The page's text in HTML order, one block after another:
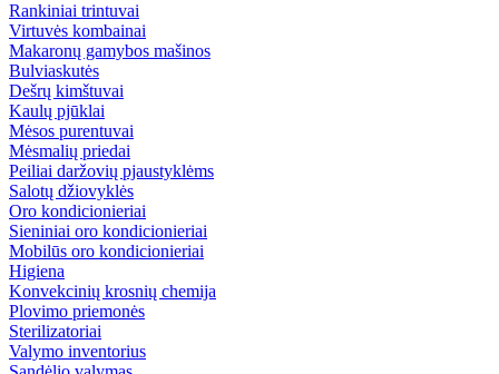
Rankiniai trintuvai
Virtuvės kombainai
Makaronų gamybos mašinos
Bulviaskutės
Dešrų kimštuvai
Kaulų pjūklai
Mėsos purentuvai
Mėsmalių priedai
Peiliai daržovių pjaustyklėms
Salotų džiovyklės
Oro kondicionieriai
Sieniniai oro kondicionieriai
Mobilūs oro kondicionieriai
Higiena
Konvekcinių krosnių chemija
Plovimo priemonės
Sterilizatoriai
Valymo inventorius